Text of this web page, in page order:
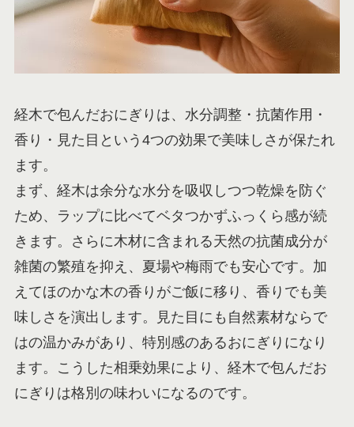
経木で包んだおにぎりは、水分調整・抗菌作用・
香り・見た目という4つの効果で美味しさが保たれ
ます。
まず、経木は余分な水分を吸収しつつ乾燥を防ぐ
ため、ラップに比べてベタつかずふっくら感が続
きます。さらに木材に含まれる天然の抗菌成分が
雑菌の繁殖を抑え、夏場や梅雨でも安心です。加
えてほのかな木の香りがご飯に移り、香りでも美
味しさを演出します。見た目にも自然素材ならで
はの温かみがあり、特別感のあるおにぎりになり
ます。こうした相乗効果により、経木で包んだお
にぎりは格別の味わいになるのです。